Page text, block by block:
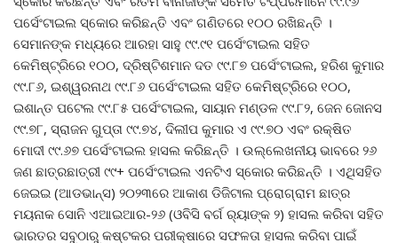
ପର୍ସେଂଟାଇଲ ସ୍କୋର କରିଛନ୍ତି ଏବଂ ଗଣିତରେ ୧୦୦ ରଖିଛନ୍ତି ।
ସେମାନଙ୍କ ମଧ୍ୟରେ ଆରହା ସାହୁ ୯୯.୯୧ ପର୍ସେଂଟାଇଲ ସହିତ
କେମିଷ୍ଟ୍ରିରେ ୧୦୦, ଦ୍ରିଷ୍ଟିଶମାନ ଦତ ୯୯.୮୭ ପର୍ସେଂଟାଇଲ, ହରିଶ କୁମାର
୯୯.୮୬, ଇଶ୍ୱରନାଥ ୯୯.୮୬ ପର୍ସେଂଟାଇଲ ସହିତ କେମିଷ୍ଟ୍ରିରେ ୧୦୦,
ଇଶାନ୍ତ ପଟେଲ ୯୯.୮୫ ପର୍ସେଂଟାଇଲ, ସାୟାନ ମଣ୍ଡଳ ୯୯.୮୨, ଜେନ ଜୋନସ
୯୯.୭୮, ସ୍ରାଜନ ଗୁପ୍ତା ୯୯.୭୪, ଦିଲୀପ କୁମାର ଏ ୯୯.୭୦ ଏବଂ ରକ୍ଷିତ
ମୋଦୀ ୯୯.୬୭ ପର୍ସେଂଟାଇଲ ହାସଲ କରିଛନ୍ତି । ଉଲ୍ଲେଖନୀୟ ଭାବରେ ୨୬
ଜଣ ଛାତ୍ରଛାତ୍ରୀ ୯୯+ ପର୍ସେଂଟାଇଲ ଏନଟିଏ ସ୍କୋର କରିଛନ୍ତି । ଏଥିସହିତ
ଜେଇଇ (ଆଡଭାନ୍ସ) ୨୦୨୩ରେ ଆକାଶ ଡିଜିଟାଲ ପ୍ରୋଗ୍ରାମ ଛାତ୍ର
ମୟନାକ ସୋନି ଏଆଇଆର-୨୬ (ଓବିସି ବର୍ଗ ର‌୍ୟାଙ୍କ ୨) ହାସଲ କରିବା ସହିତ
ଭାରତର ସବୁଠାରୁ କଷ୍ଟକର ପରୀକ୍ଷାରେ ସଫଳତା ହାସଲ କରିବା ପାଇଁ